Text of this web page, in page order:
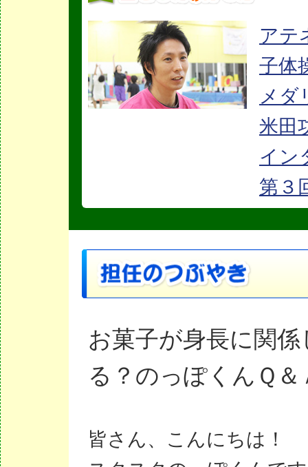
アテ
子体
メ
米
イン
第３
お菓子が身長に関係
る？のっぽくんＱ＆
皆さん、こんにちは！